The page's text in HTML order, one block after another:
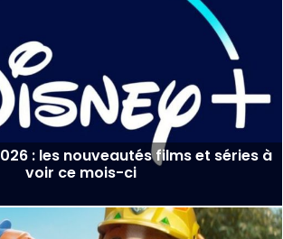
: les nouveautés films et séries à
voir ce mois-ci